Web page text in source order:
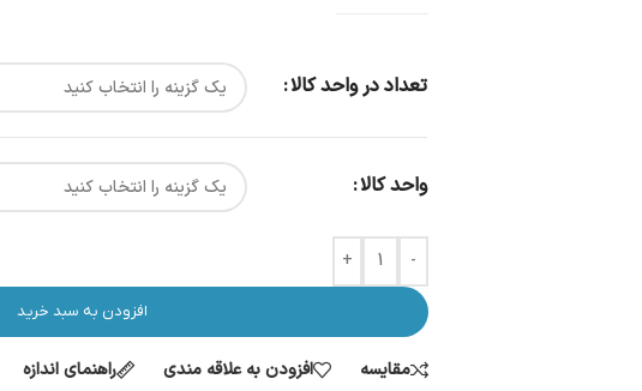
تعداد در واحد کالا
واحد کالا
-
+
افزودن به سبد خرید
مقایسه افزودن به علاقه مندی راهنمای اندازه